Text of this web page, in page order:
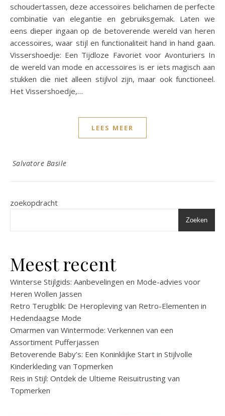
schoudertassen, deze accessoires belichamen de perfecte
combinatie van elegantie en gebruiksgemak. Laten we
eens dieper ingaan op de betoverende wereld van heren
accessoires, waar stijl en functionaliteit hand in hand gaan.
Vissershoedje: Een Tijdloze Favoriet voor Avonturiers In
de wereld van mode en accessoires is er iets magisch aan
stukken die niet alleen stijlvol zijn, maar ook functioneel.
Het Vissershoedje,…
LEES MEER
Salvatore Basile
zoekopdracht
Zoeken
Meest recent
Winterse Stijlgids: Aanbevelingen en Mode-advies voor
Heren Wollen Jassen
Retro Terugblik: De Heropleving van Retro-Elementen in
Hedendaagse Mode
Omarmen van Wintermode: Verkennen van een
Assortiment Pufferjassen
Betoverende Baby’s: Een Koninklijke Start in Stijlvolle
Kinderkleding van Topmerken
Reis in Stijl: Ontdek de Ultieme Reisuitrusting van
Topmerken